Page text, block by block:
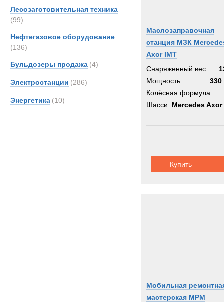
Лесозаготовительная техника
(99)
Нефтегазовое оборудование
(136)
Бульдозеры продажа (4)
Электростанции (286)
Энергетика (10)
Маслозаправочная
станция МЗК
Axor IMT
Снаряженный вес:
Мощность:
330
Колёсная формула:
Шасси: Mercedes Axor
Купить
Мобильная
мастерская МРМ